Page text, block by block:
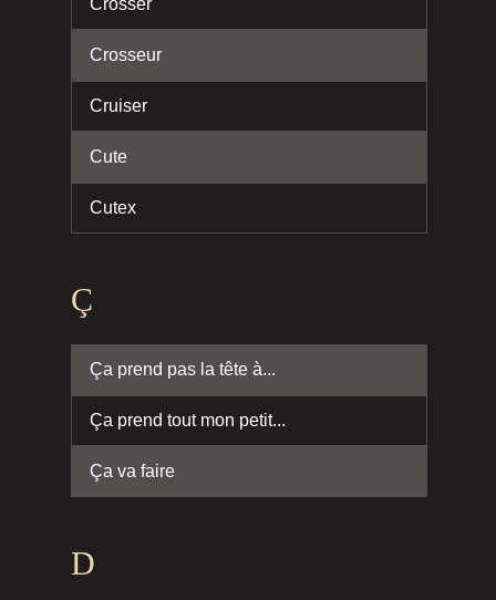
Crosser
Crosseur
Cruiser
Cute
Cutex
Ç
Ça prend pas la tête à...
Ça prend tout mon petit...
Ça va faire
D